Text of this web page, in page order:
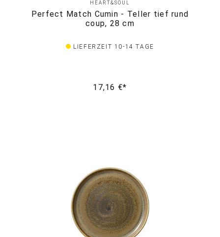
HEART&SOUL
Perfect Match Cumin - Teller tief rund
coup, 28 cm
LIEFERZEIT 10-14 TAGE
17,16 €*